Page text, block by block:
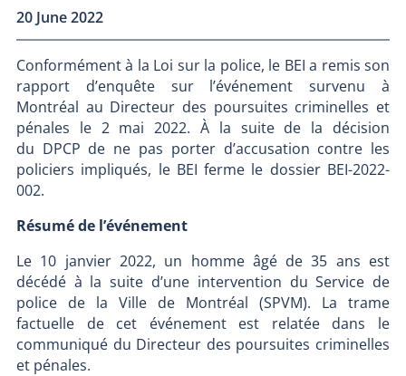
20 June 2022
Conformément à la Loi sur la police, le BEI a remis son
rapport d’enquête sur l’événement survenu à
Montréal au Directeur des poursuites criminelles et
pénales le 2 mai 2022. À la suite de la décision
du DPCP de ne pas porter d’accusation contre les
policiers impliqués, le BEI ferme le dossier BEI-2022-
002.
Résumé de l’événement
Le 10 janvier 2022, un homme âgé de 35 ans est
décédé à la suite d’une intervention du Service de
police de la Ville de Montréal (SPVM). La trame
factuelle de cet événement est relatée dans le
communiqué du Directeur des poursuites criminelles
et pénales.